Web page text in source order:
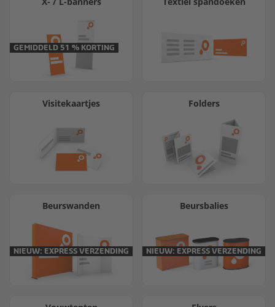
GEMIDDELD 51 % KORTING
Visitekaartjes Folders
Beurswanden
NIEUW: EXPRESS VERZENDING
Beursbalies
NIEUW: EXPRESS VERZENDING